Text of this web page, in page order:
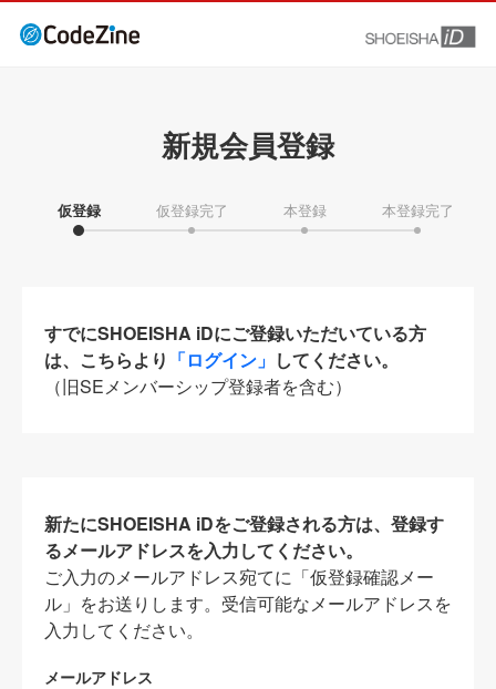
新規会員登録
仮登録 仮登録完了 本登録 本登録完了
すでにSHOEISHA iDにご登録いただいている方
は、こちらより 「ログイン」 してください。
（旧SEメンバーシップ登録者を含む）
新たにSHOEISHA iDをご登録される方は、登録す
るメールアドレスを入力してください。
ご入力のメールアドレス宛てに「仮登録確認メー
ル」をお送りします。受信可能なメールアドレスを
入力してください。
メールアドレス